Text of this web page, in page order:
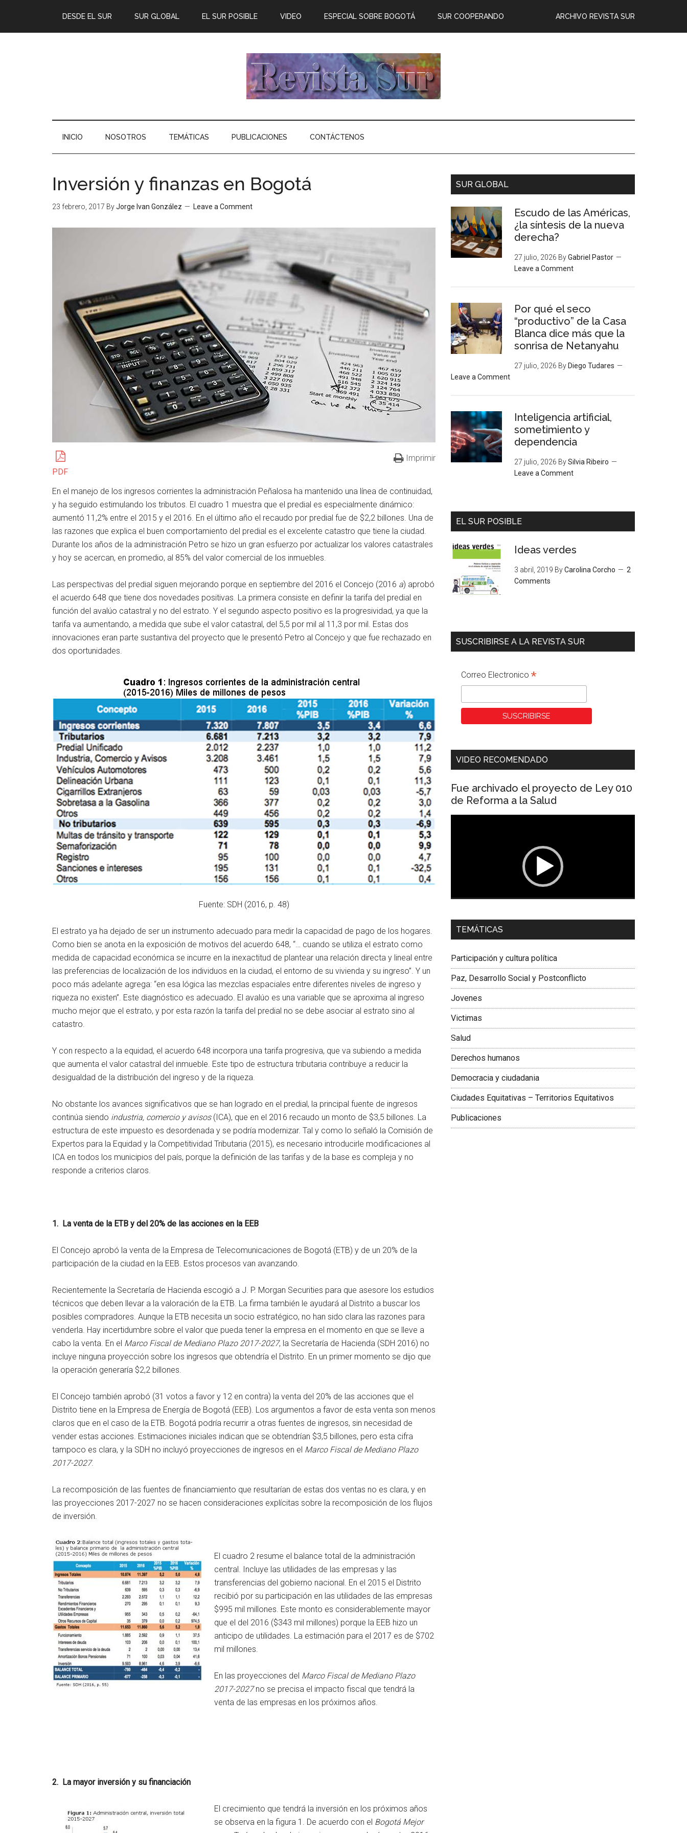
DESDE EL SUR SUR GLOBAL EL SUR POSIBLE ARCHIVO REVISTA SUR
VIDEO ESPECIAL SOBRE BOGOTÁ SUR COOPERANDO
INICIO NOSOTROS TEMÁTICAS PUBLICACIONES CONTÁCTENOS
Inversión y finanzas en Bogotá
23 febrero, 2017 ByJorge Ivan González Leave a Comment
PDF
Imprimir
En el manejo de los ingresos corrientes la administración Peñalosa ha mantenido una línea de continuidad,
y ha seguido estimulando los tributos. El cuadro 1 muestra que el predial es especialmente dinámico:
aumentó 11,2% entre el 2015 y el 2016. En el último año el recaudo por predial fue de $2,2 billones. Una de
las razones que explica el buen comportamiento del predial es el excelente catastro que tiene la ciudad.
Durante los años de la administración Petro se hizo un gran esfuerzo por actualizar los valores catastrales
y hoy se acercan, en promedio, al 85% del valor comercial de los inmuebles.
Las perspectivas del predial siguen mejorando porque en septiembre del 2016 el Concejo (2016 a) aprobó
el acuerdo 648 que tiene dos novedades positivas. La primera consiste en definir la tarifa del predial en
función del avalúo catastral y no del estrato. Y el segundo aspecto positivo es la progresividad, ya que la
tarifa va aumentando, a medida que sube el valor catastral, del 5,5 por mil al 11,3 por mil. Estas dos
innovaciones eran parte sustantiva del proyecto que le presentó Petro al Concejo y que fue rechazado en
dos oportunidades.
Fuente: SDH (2016, p. 48)
El estrato ya ha dejado de ser un instrumento adecuado para medir la capacidad de pago de los hogares.
Como bien se anota en la exposición de motivos del acuerdo 648, “… cuando se utiliza el estrato como
medida de capacidad económica se incurre en la inexactitud de plantear una relación directa y lineal entre
las preferencias de localización de los individuos en la ciudad, el entorno de su vivienda y su ingreso”. Y un
poco más adelante agrega: “en esa lógica las mezclas espaciales entre diferentes niveles de ingreso y
riqueza no existen”. Este diagnóstico es adecuado. El avalúo es una variable que se aproxima al ingreso
mucho mejor que el estrato, y por esta razón la tarifa del predial no se debe asociar al estrato sino al
catastro.
Y con respecto a la equidad, el acuerdo 648 incorpora una tarifa progresiva, que va subiendo a medida
que aumenta el valor catastral del inmueble. Este tipo de estructura tributaria contribuye a reducir la
desigualdad de la distribución del ingreso y de la riqueza.
No obstante los avances significativos que se han logrado en el predial, la principal fuente de ingresos
continúa siendo industria, comercio y avisos(ICA), que en el 2016 recaudo un monto de $3,5 billones. La
estructura de este impuesto es desordenada y se podría modernizar. Tal y como lo señaló la Comisión de
Expertos para la Equidad y la Competitividad Tributaria (2015), es necesario introducirle modificaciones al
ICA en todos los municipios del país, porque la definición de las tarifas y de la base es compleja y no
responde a criterios claros.
1. La venta de la ETB y del 20% de las acciones en la EEB
El Concejo aprobó la venta de la Empresa de Telecomunicaciones de Bogotá (ETB) y de un 20% de la
participación de la ciudad en la EEB. Estos procesos van avanzando.
Recientemente la Secretaría de Hacienda escogió a J. P. Morgan Securities para que asesore los estudios
técnicos que deben llevar a la valoración de la ETB. La firma también le ayudará al Distrito a buscar los
posibles compradores. Aunque la ETB necesita un socio estratégico, no han sido clara las razones para
venderla. Hay incertidumbre sobre el valor que pueda tener la empresa en el momento en que se lleve a
cabo la venta. En el Marco Fiscal de Mediano Plazo 2017-2027, la Secretaría de Hacienda (SDH 2016) no
incluye ninguna proyección sobre los ingresos que obtendría el Distrito. En un primer momento se dijo que
la operación generaría $2,2 billones.
El Concejo también aprobó (31 votos a favor y 12 en contra) la venta del 20% de las acciones que el
Distrito tiene en la Empresa de Energía de Bogotá (EEB). Los argumentos a favor de esta venta son menos
claros que en el caso de la ETB. Bogotá podría recurrir a otras fuentes de ingresos, sin necesidad de
vender estas acciones. Estimaciones iniciales indican que se obtendrían $3,5 billones, pero esta cifra
tampoco es clara, y la SDH no incluyó proyecciones de ingresos en el Marco Fiscal de Mediano Plazo
2017-2027.
La recomposición de las fuentes de financiamiento que resultarían de estas dos ventas no es clara, y en
las proyecciones 2017-2027 no se hacen consideraciones explícitas sobre la recomposición de los flujos
de inversión.
El cuadro 2 resume el balance total de la administración
central. Incluye las utilidades de las empresas y las
transferencias del gobierno nacional. En el 2015 el Distrito
recibió por su participación en las utilidades de las empresas
$995 mil millones. Este monto es considerablemente mayor
que el del 2016 ($343 mil millones) porque la EEB hizo un
anticipo de utilidades. La estimación para el 2017 es de $702
mil millones.
En las proyecciones del Marco Fiscal de Mediano Plazo
2017-2027no se precisa el impacto fiscal que tendrá la
venta de las empresas en los próximos años.
2. La mayor inversión y su financiación
El crecimiento que tendrá la inversión en los próximos años
se observa en la figura 1. De acuerdo con el Bogotá Mejor
SUR GLOBAL
Escudo de las Américas,
¿la síntesis de la nueva
derecha?
27 julio, 2026 ByGabriel Pastor
Leave a Comment
Por qué el seco
“productivo” de la Casa
Blanca dice más que la
sonrisa de Netanyahu
27 julio, 2026 By Diego Tudares
Leave a Comment
Inteligencia artificial,
sometimiento y
dependencia
27 julio, 2026 BySilvia Ribeiro
Leave a Comment
EL SUR POSIBLE
Ideas verdes
3 abril, 2019 ByCarolina Corcho
2
Comments
SUSCRIBIRSE A LA REVISTA SUR
Correo Electronico *
VIDEO RECOMENDADO
Fue archivado el proyecto de Ley 010
de Reforma a la Salud
Dra. Carolina Corcho Mejía,
Latinoamericana Sur, Vicepresidenta Federación
TEMÁTICAS
Participación y cultura política
Paz, Desarrollo Social y Postconflicto
Jovenes
Victimas
Salud
Derechos humanos
Democracia y ciudadania
Ciudades Equitativas – Territorios Equitativos
Publicaciones